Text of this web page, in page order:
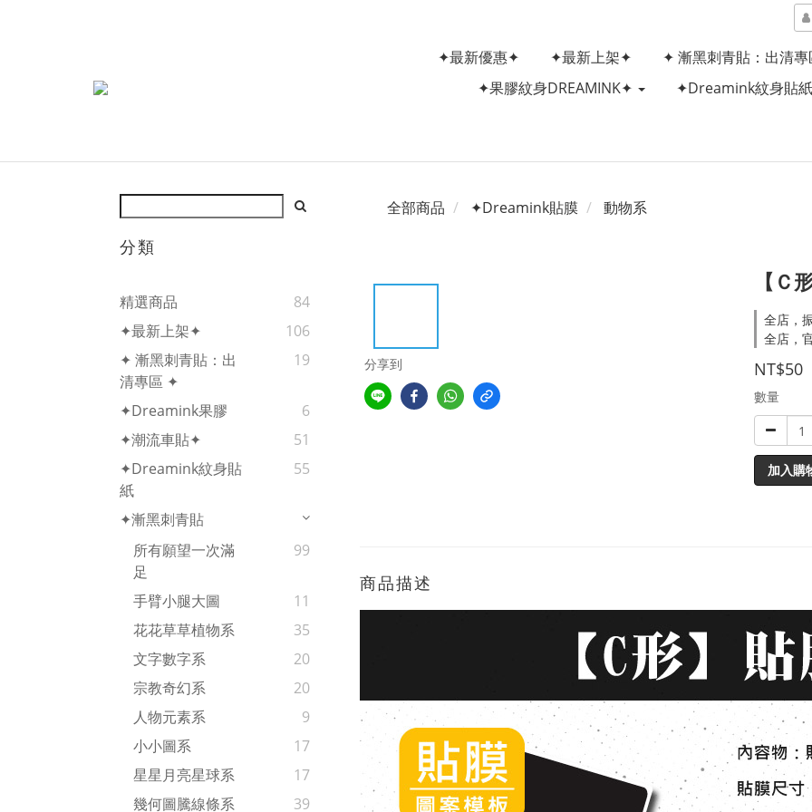
✦最新優惠✦ ✦最新上架✦
✦ 漸黑刺青貼：出清
✦果膠紋身DREAMINK✦
✦Dreamink紋身貼紙
分類
精選商品
84
✦最新上架✦
106
✦ 漸黑刺青貼：出
清專區 ✦
19
✦Dreamink果膠
6
✦潮流車貼✦
51
✦Dreamink紋身貼
紙
55
✦漸黑刺青貼
所有願望一次滿
足
99
手臂小腿大圖
11
花花草草植物系
35
文字數字系
20
宗教奇幻系
20
人物元素系
9
小小圖系
17
星星月亮星球系
17
幾何圖騰線條系
39
全部商品 ✦Dreamink貼膜 動物系
分享到
【Ｃ
全店，
全店，
NT$50
數量
加入購
商品描述